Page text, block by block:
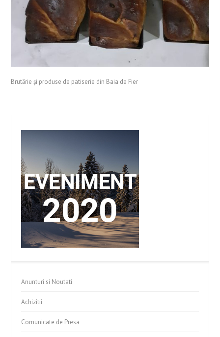
Brutărie și produse de patiserie din Baia de Fier
Anunturi si Noutati
Achizitii
Comunicate de Presa